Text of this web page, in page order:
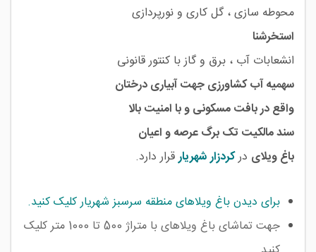
محوطه سازی ، گل کاری و نورپردازی
استخرشنا
انشعابات آب ، برق و گاز با کنتور قانونی
سهمیه آب کشاورزی جهت آبیاری درختان
واقع در بافت مسکونی و با امنیت بالا
سند مالکیت تک برگ عرصه و اعیان
باغ ویلای درکردزارشهریارقرار دارد.
برای ديدن باغ ويلاهای منطقه سرسبز شهریار کليک کنيد.
جهت تماشای باغ ويلاهای با متراژ 500 تا 1000 متر کليک